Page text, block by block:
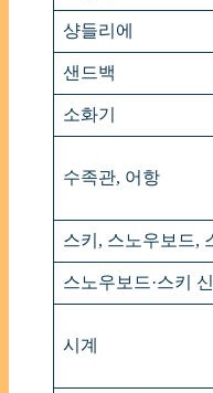
샹들리에
샌드백
소화기
수족관, 어항
스키, 스노우보드,
스노우보드·스키
시계